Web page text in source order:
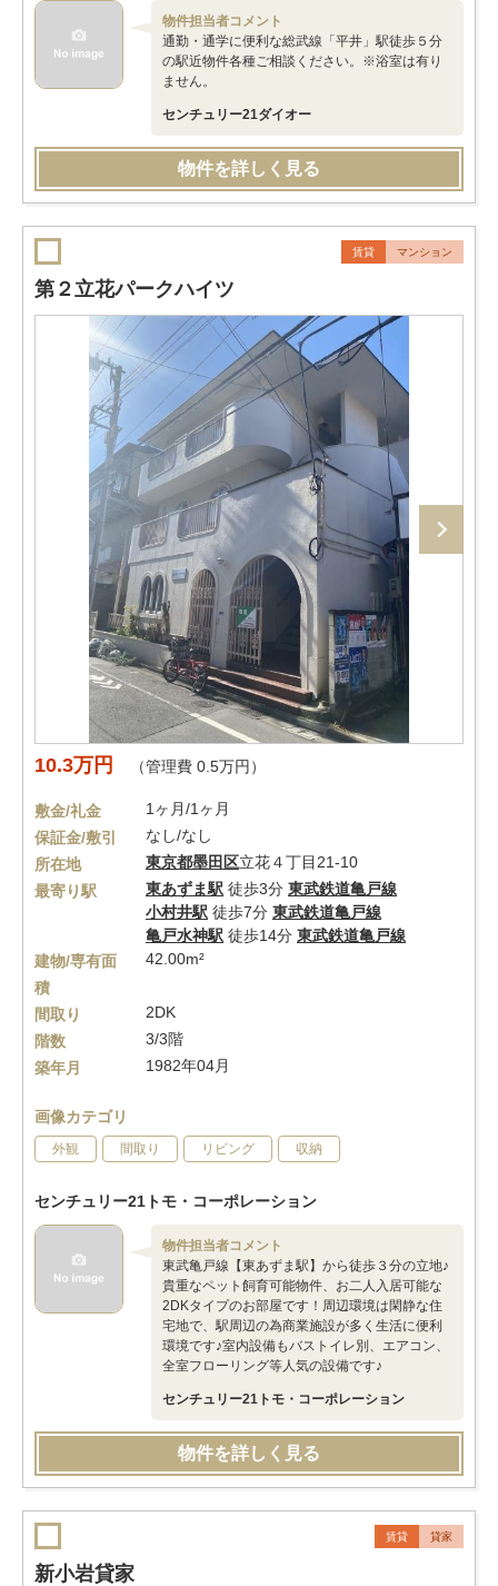
物件担当者コメント
通勤・通学に便利な総武線「平井」駅徒歩５分
の駅近物件各種ご相談ください。※浴室は有り
ません。
センチュリー21ダイオー
物件を詳しく見る
賃貸 マンション
第２立花パークハイツ
10.3万円 （管理費 0.5万円）
敷金/礼金
1ヶ月/1ヶ月
保証金/敷引
なし/なし
所在地
東京都墨田区立花４丁目21-10
最寄り駅
東あずま駅 徒歩3分 東武鉄道亀戸線
小村井駅 徒歩7分 東武鉄道亀戸線
亀戸水神駅 徒歩14分 東武鉄道亀戸線
建物/専有面
積
42.00m²
間取り
2DK
階数
3/3階
築年月
1982年04月
画像カテゴリ
外観 間取り リビング 収納
センチュリー21トモ・コーポレーション
物件担当者コメント
東武亀戸線【東あずま駅】から徒歩３分の立地♪
貴重なペット飼育可能物件、お二人入居可能な
2DKタイプのお部屋です！周辺環境は閑静な住
宅地で、駅周辺の為商業施設が多く生活に便利
環境です♪室内設備もバストイレ別、エアコン、
全室フローリング等人気の設備です♪
センチュリー21トモ・コーポレーション
物件を詳しく見る
賃貸 貸家
新小岩貸家